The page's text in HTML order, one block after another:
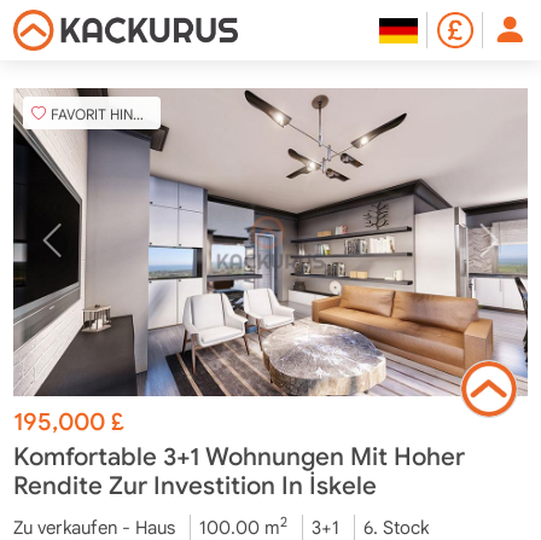
FAVORIT HINZUFÜGEN
195,000£
Komfortable 3+1 Wohnungen Mit Hoher
Rendite Zur Investition In İskele
Zu verkaufen - Haus 100.00 m2 3+1
6. Stock